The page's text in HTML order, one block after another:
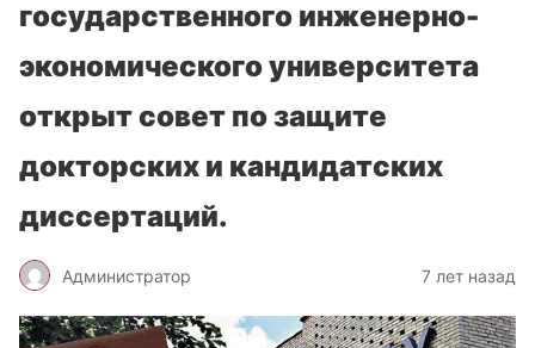
государственного инженерно-
экономического университета
открыт совет по защите
докторских и кандидатских
диссертаций.
Администратор 7 лет назад